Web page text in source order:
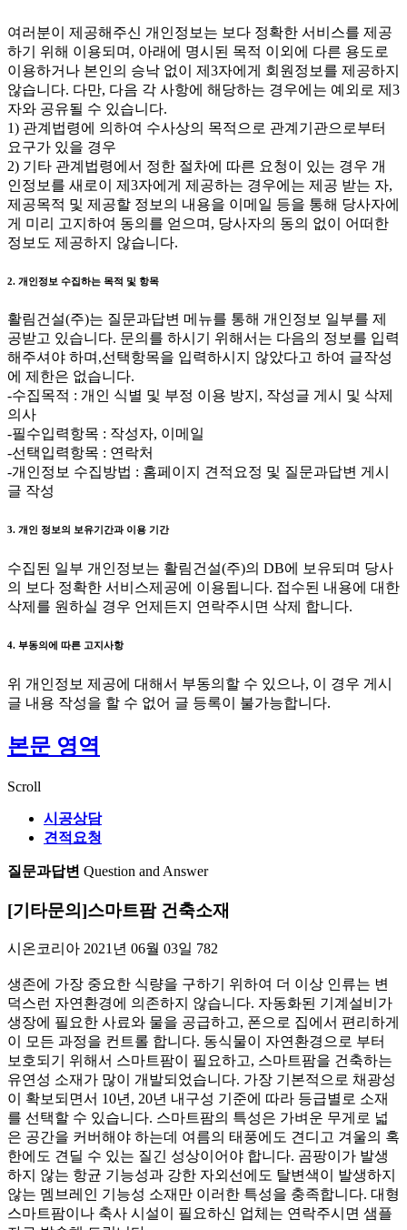
여러분이 제공해주신 개인정보는 보다 정확한 서비스를 제공
하기 위해 이용되며, 아래에 명시된 목적 이외에 다른 용도로
이용하거나 본인의 승낙 없이 제3자에게 회원정보를 제공하지
않습니다. 다만, 다음 각 사항에 해당하는 경우에는 예외로 제3
자와 공유될 수 있습니다.
1) 관계법령에 의하여 수사상의 목적으로 관계기관으로부터
요구가 있을 경우
2) 기타 관계법령에서 정한 절차에 따른 요청이 있는 경우 개
인정보를 새로이 제3자에게 제공하는 경우에는 제공 받는 자,
제공목적 및 제공할 정보의 내용을 이메일 등을 통해 당사자에
게 미리 고지하여 동의를 얻으며, 당사자의 동의 없이 어떠한
정보도 제공하지 않습니다.
2. 개인정보 수집하는 목적 및 항목
활림건설(주)는 질문과답변 메뉴를 통해 개인정보 일부를 제
공받고 있습니다. 문의를 하시기 위해서는 다음의 정보를 입력
해주셔야 하며,선택항목을 입력하시지 않았다고 하여 글작성
에 제한은 없습니다.
-수집목적 : 개인 식별 및 부정 이용 방지, 작성글 게시 및 삭제
의사
-필수입력항목 : 작성자, 이메일
-선택입력항목 : 연락처
-개인정보 수집방법 : 홈페이지 견적요정 및 질문과답변 게시
글 작성
3. 개인 정보의 보유기간과 이용 기간
수집된 일부 개인정보는 활림건설(주)의 DB에 보유되며 당사
의 보다 정확한 서비스제공에 이용됩니다. 접수된 내용에 대한
삭제를 원하실 경우 언제든지 연락주시면 삭제 합니다.
4. 부동의에 따른 고지사항
위 개인정보 제공에 대해서 부동의할 수 있으나, 이 경우 게시
글 내용 작성을 할 수 없어 글 등록이 불가능합니다.
본문 영역
Scroll
시공상담
견적요청
질문과답변 Question and Answer
[기타문의]스마트팜 건축소재
시온코리아 2021년 06월 03일 782
생존에 가장 중요한 식량을 구하기 위하여 더 이상 인류는 변
덕스런 자연환경에 의존하지 않습니다. 자동화된 기계설비가
생장에 필요한 사료와 물을 공급하고, 폰으로 집에서 편리하게
이 모든 과정을 컨트롤 합니다. 동식물이 자연환경으로 부터
보호되기 위해서 스마트팜이 필요하고, 스마트팜을 건축하는
유연성 소재가 많이 개발되었습니다. 가장 기본적으로 채광성
이 확보되면서 10년, 20년 내구성 기준에 따라 등급별로 소재
를 선택할 수 있습니다. 스마트팜의 특성은 가벼운 무게로 넓
은 공간을 커버해야 하는데 여름의 태풍에도 견디고 겨울의 혹
한에도 견딜 수 있는 질긴 성상이어야 합니다. 곰팡이가 발생
하지 않는 항균 기능성과 강한 자외선에도 탈변색이 발생하지
않는 멤브레인 기능성 소재만 이러한 특성을 충족합니다. 대형
스마트팜이나 축사 시설이 필요하신 업체는 연락주시면 샘플